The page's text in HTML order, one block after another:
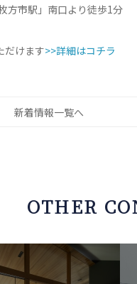
市駅」南口より徒歩1分
だけます>>詳細はコチラ
新着情報一覧へ
OTHER